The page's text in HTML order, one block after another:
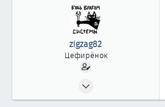
Казахстан г. Астана
zigzag82
Цефирёнок
14